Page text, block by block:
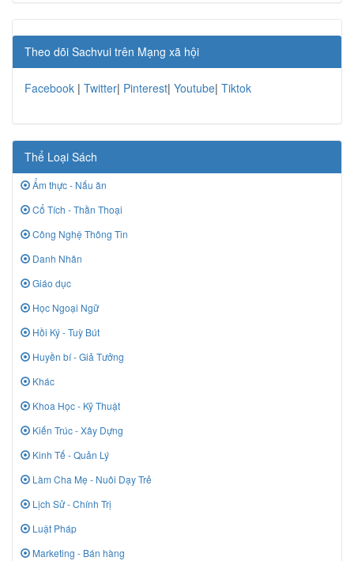
Theo dõi Sachvui trên Mạng xã hội
Facebook | Twitter| Pinterest| Youtube| Tiktok
Thể Loại Sách
Ẩm thực - Nấu ăn
Cổ Tích - Thần Thoại
Công Nghệ Thông Tin
Danh Nhân
Giáo dục
Học Ngoại Ngữ
Hồi Ký - Tuỳ Bút
Huyền bí - Giả Tưởng
Khác
Khoa Học - Kỹ Thuật
Kiến Trúc - Xây Dựng
Kinh Tế - Quản Lý
Làm Cha Mẹ - Nuôi Dạy Trẻ
Lịch Sử - Chính Trị
Luật Pháp
Marketing - Bán hàng